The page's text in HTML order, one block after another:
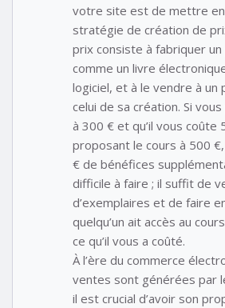
votre site est de mettre en
stratégie de création de
prix consiste à fabriquer
comme un livre
logiciel, et à le vendre à un
celui de sa création. Si
à 300 € et qu’il vous coûte
proposant le cours à 500
€ de bénéfices
difficile à faire ; il suffit de
d’exemplaires et de faire
quelqu’un ait accès au
ce qu’il vous a coûté.
À l’ère du commerce
ventes sont générées par
il est crucial d’avoir son